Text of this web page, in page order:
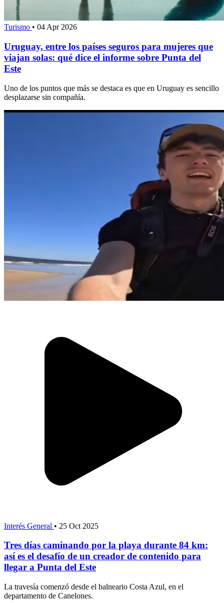
Turismo • 04 Apr 2026
Uruguay, entre los países seguros para mujeres que
viajan solas: qué dice el informe sobre Punta del
Este
Uno de los puntos que más se destaca es que en Uruguay es sencillo
desplazarse sin compañía.
Interés General • 25 Oct 2025
Tres días caminando por la playa durante 84 km:
así es el desafío de un creador de contenido para
llegar a Punta del Este
La travesía comenzó desde el balneario Costa Azul, en el
departamento de Canelones.